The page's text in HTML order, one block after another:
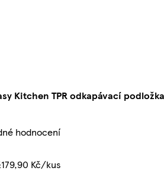
Kitchen TPR odkapávací
hodnocení
179,90 Kč/kus